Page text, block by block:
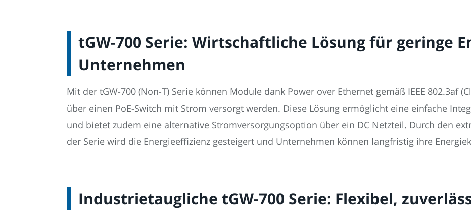
tGW-700 Serie: Wirtschaftliche Lösung für geringe
Unternehmen
Mit der tGW-700 (Non-T) Serie können Module dank Power over Ethernet gemäß IEEE 802.3af
über einen PoE-Switch mit Strom versorgt werden. Diese Lösung ermöglicht eine einfache
und bietet zudem eine alternative Stromversorgungsoption über ein DC Netzteil. Durch den
der Serie wird die Energieeffizienz gesteigert und Unternehmen können langfristig ihre
Industrietaugliche tGW-700 Serie: Flexibel,